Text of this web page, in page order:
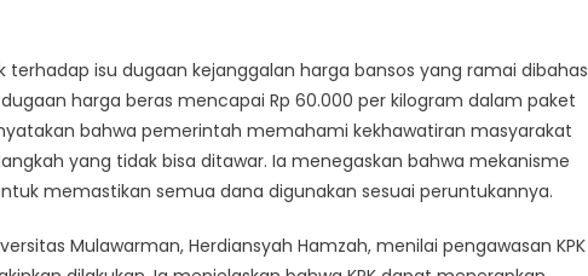
isu dugaan kejanggalan harga bansos yang ramai dibahas
harga beras mencapai Rp 60.000 per kilogram dalam paket
bahwa pemerintah memahami kekhawatiran masyarakat
yang tidak bisa ditawar. Ia menegaskan bahwa mekanisme
memastikan semua dana digunakan sesuai peruntukannya.
Mulawarman, Herdiansyah Hamzah, menilai pengawasan KPK